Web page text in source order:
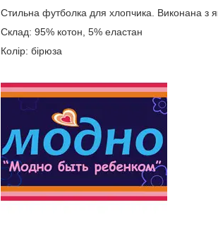
Стильна футболка для хлопчика. Виконана з
Склад: 95% котон, 5% еластан
Колір: бірюза